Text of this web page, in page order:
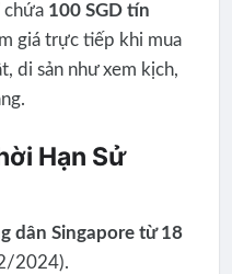
chứa 100 SGD tín
giá trực tiếp khi mua
di sản như xem kịch,
Hạn Sử
dân Singapore từ 18
2024).